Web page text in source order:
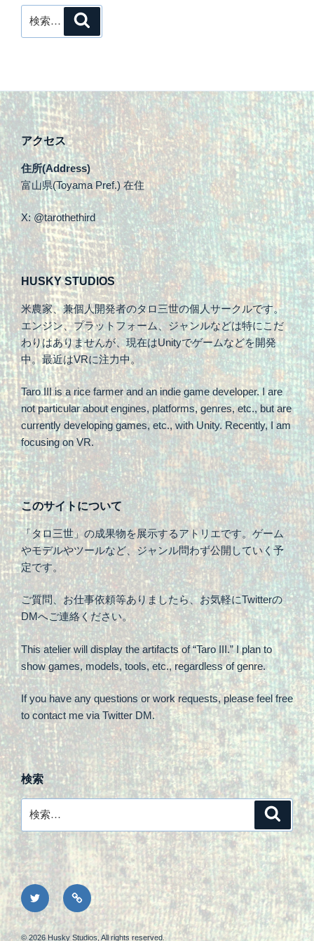
索:
アクセス
住所(Address)
富山県(Toyama Pref.) 在住
X: @tarothethird
HUSKY STUDIOS
米農家、兼個人開発者のタロ三世の個人サークルです。
エンジン、プラットフォーム、ジャンルなどは特にこだ
わりはありませんが、現在はUnityでゲームなどを開発
中。最近はVRに注力中。
Taro III is a rice farmer and an indie game developer. I are
not particular about engines, platforms, genres, etc., but are
currently developing games, etc., with Unity. Recently, I am
focusing on VR.
このサイトについて
「タロ三世」の成果物を展示するアトリエです。ゲーム
やモデルやツールなど、ジャンル問わず公開していく予
定です。
ご質問、お仕事依頼等ありましたら、お気軽にTwitterの
DMへご連絡ください。
This atelier will display the artifacts of “Taro III.” I plan to
show games, models, tools, etc., regardless of genre.
If you have any questions or work requests, please feel free
to contact me via Twitter DM.
検索
索:
X
Privacy
Policy
© 2026 Husky Studios, All rights reserved.